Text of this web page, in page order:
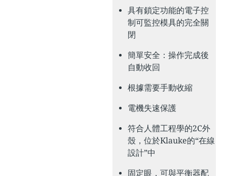
具有鎖定功能的電子控
制可監控模具的完全關
閉
簡單安全：操作完成後
自動收回
根據需要手動收縮
電機失速保護
符合人體工程學的2C外
殼，位於Klauke的“在線
設計”中
固定眼，可與平衡器配